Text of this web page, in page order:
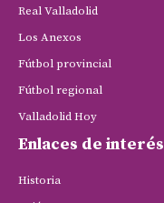
Real Valladolid
Los Anexos
Fútbol provincial
Fútbol regional
Valladolid Hoy
Enlaces de interés
Historia